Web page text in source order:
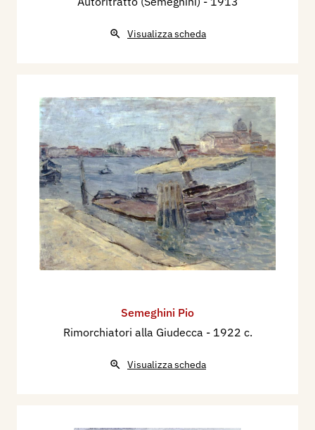
Visualizza scheda
Semeghini Pio
Rimorchiatori alla Giudecca - 1922 c.
Visualizza scheda